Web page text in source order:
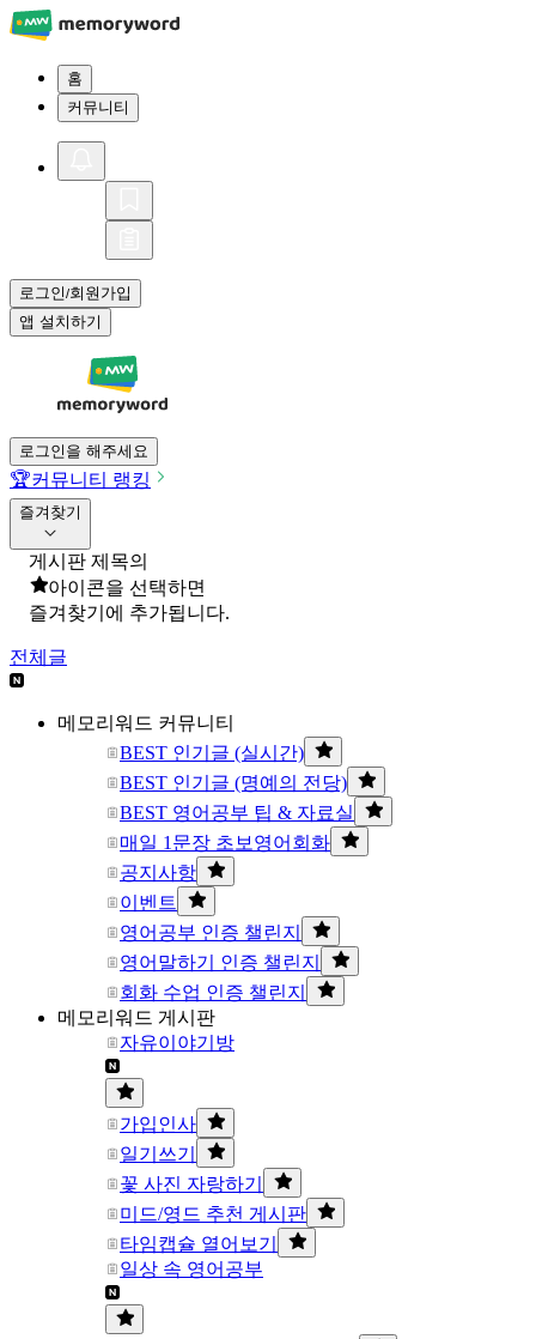
홈
커뮤니티
로그인/회원가입
앱 설치하기
로그인을 해주세요
🏆커뮤니티 랭킹
즐겨찾기
게시판 제목의
아이콘을 선택하면
즐겨찾기에 추가됩니다.
전체글
메모리워드 커뮤니티
BEST 인기글 (실시간)
BEST 인기글 (명예의 전당)
BEST 영어공부 팁 & 자료실
매일 1문장 초보영어회화
공지사항
이벤트
영어공부 인증 챌린지
영어말하기 인증 챌린지
회화 수업 인증 챌린지
메모리워드 게시판
자유이야기방
가입인사
일기쓰기
꽃 사진 자랑하기
미드/영드 추천 게시판
타임캡슐 열어보기
일상 속 영어공부